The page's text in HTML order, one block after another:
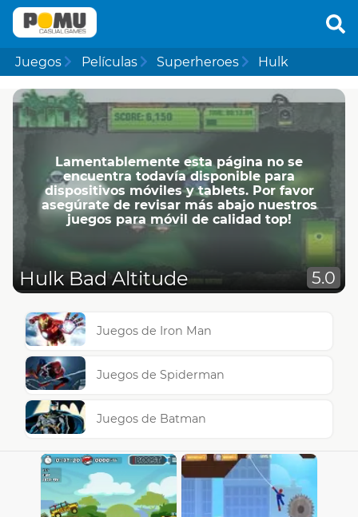
Juegos Películas Superheroes Hulk
Lamentablemente esta página no se
encuentra todavía disponible para
dispositivos móviles y tablets. Por favor
asegúrate de revisar más abajo nuestros
juegos para móvil de calidad top!
Hulk Bad Altitude 5.0
Juegos de Iron Man
Juegos de Spiderman
Juegos de Batman